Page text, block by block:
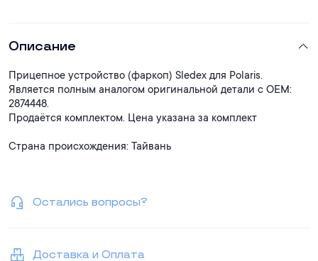
Описание
Прицепное устройство (фаркоп) Sledex для Polaris.
Является полным аналогом оригинальной детали с ОЕМ:
2874448.
Продаётся комплектом. Цена указана за комплект
Страна происхождения: Тайвань
Остались вопросы?
Доставка и Оплата